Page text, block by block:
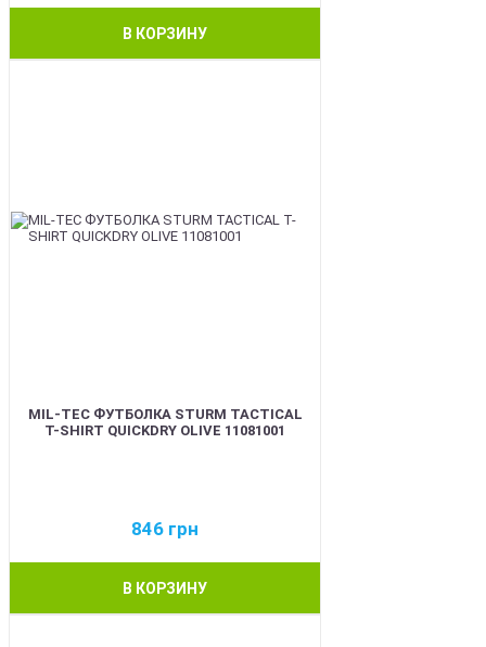
В КОРЗИНУ
MIL-TEC ФУТБОЛКА STURM TACTICAL
T-SHIRT QUICKDRY OLIVE 11081001
846 грн
В КОРЗИНУ